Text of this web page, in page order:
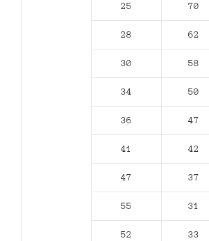
25 70
28 62
30 58
34 50
36 47
41 42
47 37
55 31
52 33